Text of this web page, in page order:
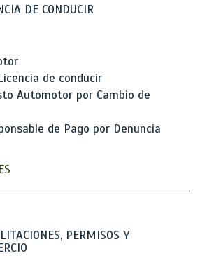
DE CONDUCIR
de conducir
Automotor por Cambio de
de Pago por Denuncia
PERMISOS Y